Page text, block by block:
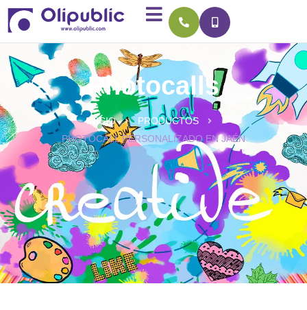
Photocalls
INICIO
PRODUCTOS
PHOTOCALL PERSONALIZADO EN JAÉN